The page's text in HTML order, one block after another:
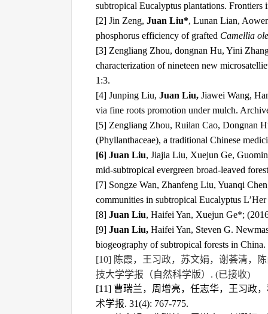
subtropical Eucalyptus plantations. Frontiers
[2] Jin Zeng, Juan Liu*, Lunan Lian,
phosphorus efficiency of grafted Camellia
[3] Zengliang Zhou, dongnan Hu, Yini
characterization of nineteen new
1:3.
[4] Junping Liu, Juan Liu, Jiawei Wang,
via fine roots promotion under mulch.
[5] Zengliang Zhou, Ruilan Cao, Dongnan
(Phyllanthaceae), a traditional Chinese
[6] Juan Liu, Jiajia Liu, Xuejun Ge,
mid-subtropical evergreen broad-leaved
[7] Songze Wan, Zhanfeng Liu, Yuanqi
communities in subtropical Eucalyptus
[8] Juan Liu, Haifei Yan, Xuejun Ge*;
[9] Juan Liu, Haifei Yan, Steven G.
biogeography of subtropical forests in
[10] 陈霞，王习政，苏文娟，谢荟清，
技大学学报（自然科学版） . (已接收)
[11] 曹瑞兰，周增亮，任志华，王习政
术学报. 31(4): 767-775.